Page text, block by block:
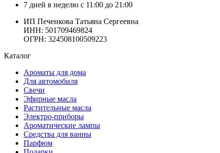
7 дней в неделю с 11:00 до 21:00
ИП Печенкова Татьяна Сергеевна
ИНН: 501709469824
ОГРН: 324508100509223
Каталог
Ароматы для дома
Для автомобиля
Свечи
Эфирные масла
Растительные масла
Электро-приборы
Ароматические лампы
Средства для ванны
Парфюм